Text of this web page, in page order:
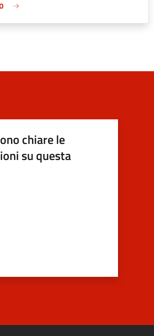
chiare le
su questa